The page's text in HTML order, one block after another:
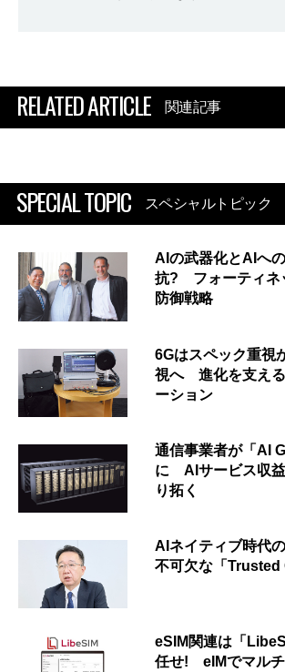
RELATED ARTICLE 関連記事
SPECIAL TOPIC スペシャルトピック
AIの武器化とAIへ
抗? フォーティネ
防御戦略
6Gはスペック重視
視へ 進化を支え
ーション
通信事業者が「AI
に AIサービス収益
り拓く
AIネイティブ時代
不可欠な「Trusted
eSIM関連は「
任せ! eIMでマル